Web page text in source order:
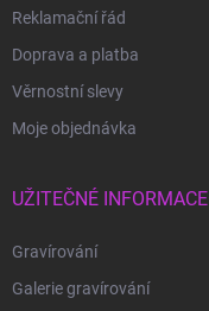
Reklamační řád
Doprava a platba
Věrnostní slevy
Moje objednávka
UŽITEČNÉ INFORMACE
Gravírování
Galerie gravírování